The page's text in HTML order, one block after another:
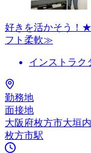
好きを活かそう！
フト柔軟≫
インストラク
勤務地
面接地
大阪府枚方市大垣
枚方市駅